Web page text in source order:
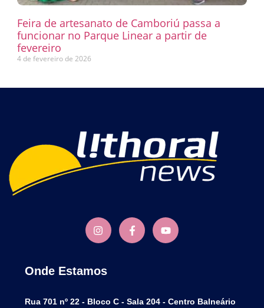
Feira de artesanato de Camboriú passa a
funcionar no Parque Linear a partir de
fevereiro
4 de fevereiro de 2026
Onde Estamos
Rua 701 nº 22 - Bloco C - Sala 204 - Centro Balneário